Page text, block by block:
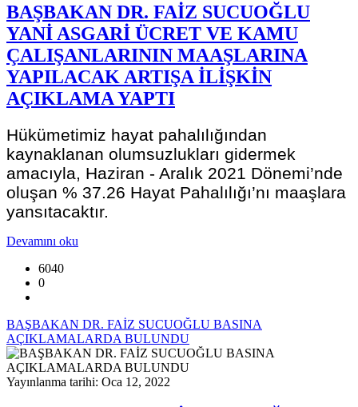
BAŞBAKAN DR. FAİZ SUCUOĞLU
YANİ ASGARİ ÜCRET VE KAMU
ÇALIŞANLARININ MAAŞLARINA
YAPILACAK ARTIŞA İLİŞKİN
AÇIKLAMA YAPTI
Hükümetimiz hayat pahalılığından
kaynaklanan olumsuzlukları gidermek
amacıyla, Haziran - Aralık 2021 Dönemi’nde
oluşan % 37.26 Hayat Pahalılığı’nı maaşlara
yansıtacaktır.
Devamını oku
6040
0
BAŞBAKAN DR. FAİZ SUCUOĞLU BASINA
AÇIKLAMALARDA BULUNDU
Yayınlanma tarihi: Oca 12, 2022